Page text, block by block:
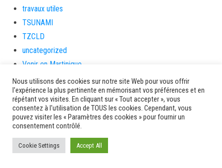
travaux utiles
TSUNAMI
TZCLD
uncategorized
Venir en Martinique
Video
vidététladjéko
Vie Municipale
Viechere
Village artisanal
Nous utilisons des cookies sur notre site Web pour vous offrir
l'expérience la plus pertinente en mémorisant vos préférences et en
répétant vos visites. En cliquant sur « Tout accepter », vous
consentez à l'utilisation de TOUS les cookies. Cependant, vous
pouvez visiter les « Paramètres des cookies » pour fournir un
consentement contrôlé.
Cookie Settings Accept All